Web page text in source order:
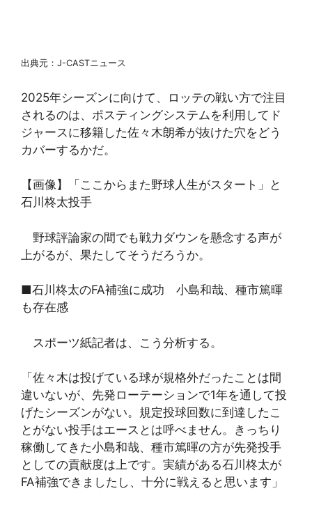
出典元：J-CASTニュース
2025年シーズンに向けて、ロッテの戦い方で注目
されるのは、ポスティングシステムを利用してド
ジャースに移籍した佐々木朗希が抜けた穴をどう
カバーするかだ。
【画像】「ここからまた野球人生がスタート」と
石川柊太投手
野球評論家の間でも戦力ダウンを懸念する声が
上がるが、果たしてそうだろうか。
■石川柊太のFA補強に成功 小島和哉、種市篤暉
も存在感
スポーツ紙記者は、こう分析する。
「佐々木は投げている球が規格外だったことは間
違いないが、先発ローテーションで1年を通して投
げたシーズンがない。規定投球回数に到達したこ
とがない投手はエースとは呼べません。きっちり
稼働してきた小島和哉、種市篤暉の方が先発投手
としての貢献度は上です。実績がある石川柊太が
FA補強できましたし、十分に戦えると思います」